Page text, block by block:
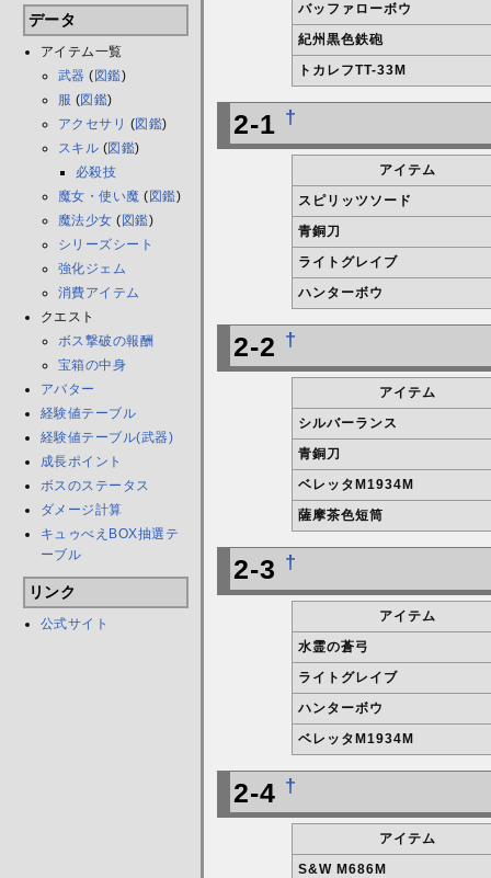
データ
アイテム一覧
武器 (図鑑)
服 (図鑑)
アクセサリ (図鑑)
スキル (図鑑)
必殺技
魔女・使い魔 (図鑑)
魔法少女 (図鑑)
シリーズシート
強化ジェム
消費アイテム
クエスト
ボス撃破の報酬
宝箱の中身
アバター
経験値テーブル
経験値テーブル(武器)
成長ポイント
ボスのステータス
ダメージ計算
キュゥべえBOX抽選テ
ーブル
リンク
公式サイト
バッファローボウ
紀州黒色鉄砲
トカレフTT-33M
2-1 †
アイテム
スピリッツソード
青銅刀
ライトグレイブ
ハンターボウ
2-2 †
アイテム
シルバーランス
青銅刀
ベレッタM1934M
薩摩茶色短筒
2-3 †
アイテム
水霊の蒼弓
ライトグレイブ
ハンターボウ
ベレッタM1934M
2-4 †
アイテム
S&W M686M